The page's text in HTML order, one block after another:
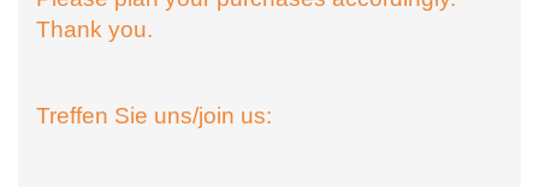
Thank you.
Treffen Sie uns/join us: